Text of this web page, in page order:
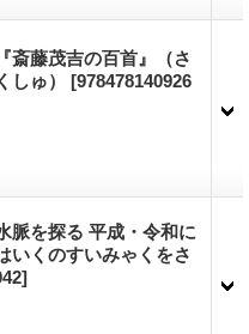
斎藤茂吉の百首』（さ
しゅ） [978478140926
脈を探る 平成・令和に
いくのすいみゃくをさ